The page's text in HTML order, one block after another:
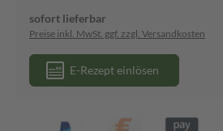
sofort lieferbar
Preise inkl. MwSt. ggf. zzgl. Versandkosten
E-Rezept einlösen